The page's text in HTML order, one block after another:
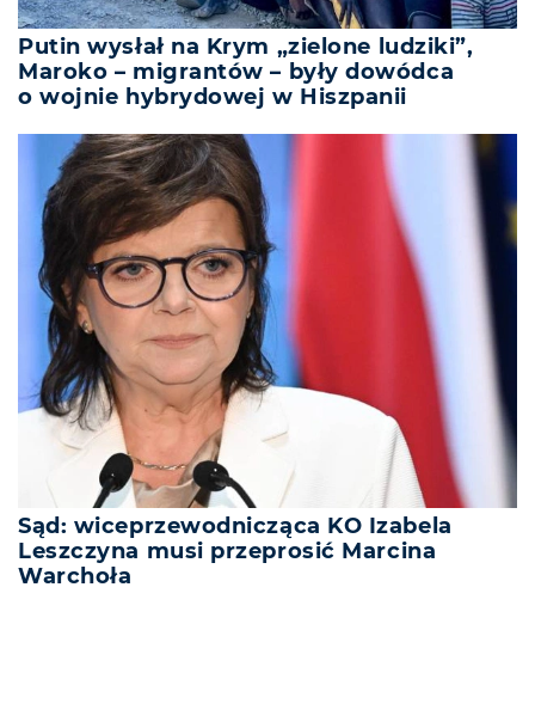
Putin wysłał na Krym „zielone ludziki”,
Maroko – migrantów – były dowódca
o wojnie hybrydowej w Hiszpanii
Sąd: wiceprzewodnicząca KO Izabela
Leszczyna musi przeprosić Marcina
Warchoła